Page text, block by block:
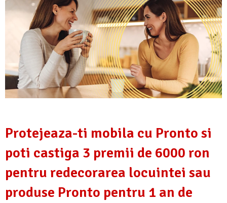
Protejeaza-ti mobila cu Pronto si
poti castiga 3 premii de 6000 ron
pentru redecorarea locuintei sau
produse Pronto pentru 1 an de